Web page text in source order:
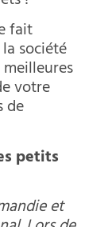
fait
société
votre
de
petits
et